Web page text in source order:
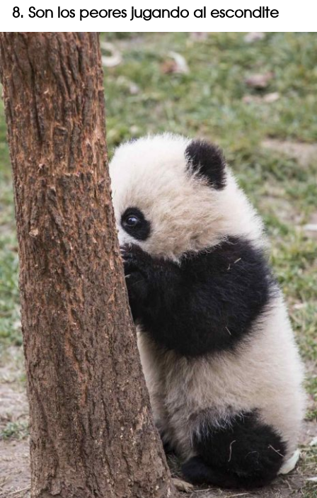
8. Son los peores jugando al escondite